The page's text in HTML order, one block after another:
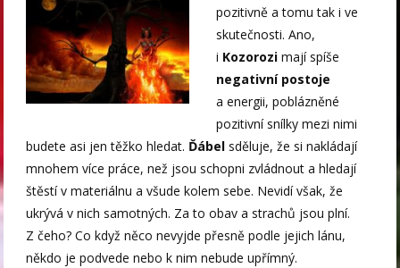
pozitivně a tomu tak i ve
skutečnosti. Ano,
i Kozorozi mají spíše
negativní postoje
a energii, poblázněné
pozitivní snílky mezi nimi
budete asi jen těžko hledat. Ďábelsděluje, že si nakládají
mnohem více práce, než jsou schopni zvládnout a hledají
štěstí v materiálnu a všude kolem sebe. Nevidí však, že
ukrývá v nich samotných. Za to obav a strachů jsou plní.
Z čeho? Co když něco nevyjde přesně podle jejich lánu,
někdo je podvede nebo k nim nebude upřímný.